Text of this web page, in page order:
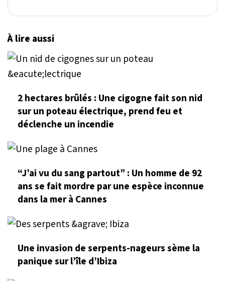
À lire aussi
2 hectares brûlés : Une cigogne fait son nid
sur un poteau électrique, prend feu et
déclenche un incendie
“J’ai vu du sang partout” : Un homme de 92
ans se fait mordre par une espèce inconnue
dans la mer à Cannes
Une invasion de serpents-nageurs sème la
panique sur l’île d’Ibiza